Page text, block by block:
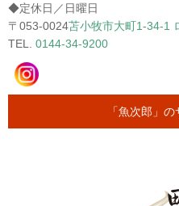
◆定休日／日曜日
〒053-0024苫小牧市大町1-34-1
TEL. 0144-34-9200
「魚次郎」